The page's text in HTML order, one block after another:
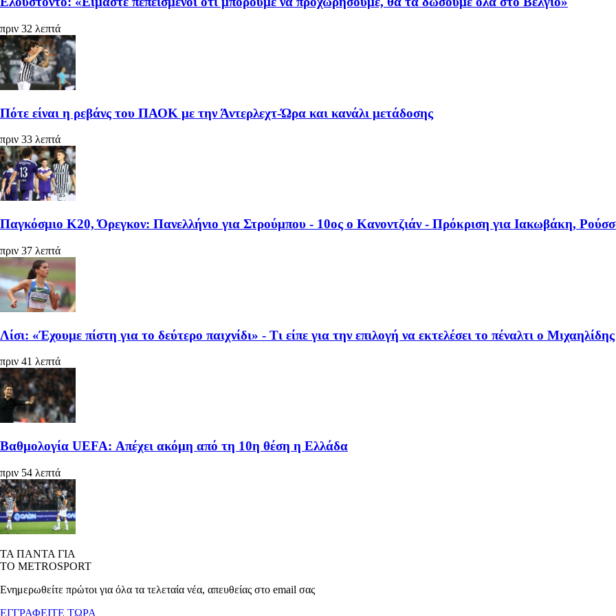
πριν 32 λεπτά
Πότε είναι η ρεβάνς του ΠΑΟΚ με την Άντερλεχτ-Ώρα και κανάλι μετάδοσης
πριν 33 λεπτά
Παγκόσμιο Κ20, Όρεγκον: Πανελλήνιο για Στρούμπου - 10ος ο Κανοντζιάν - Πρόκριση για Ιακωβάκη,
πριν 37 λεπτά
Λίσι: «Έχουμε πίστη για το δεύτερο παιχνίδι» - Τι είπε για την επιλογή να εκτελέσει το πέναλτι ο
πριν 41 λεπτά
Βαθμολογία UEFA: Απέχει ακόμη από τη 10η θέση η Ελλάδα
πριν 54 λεπτά
ΤΑ ΠΑΝΤΑ ΓΙΑ
ΤΟ METROSPORT
Ενημερωθείτε πρώτοι για όλα τα τελεταία νέα, απευθείας στο email σας
ΕΓΓΡΑΦΕΙΤΕ ΤΩΡΑ